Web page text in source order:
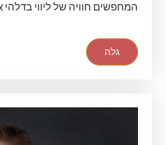
המחפשים חוויה של ליווי
גלה